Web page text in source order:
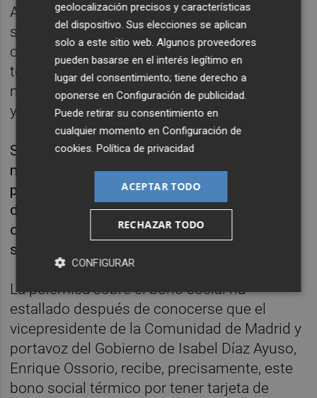
Al margen de éste se encuentra el bono
social térmico, un programa de ayudas
creado en 2018 para compensar los gastos
térmicos ocasionados a los consumidores
más vulnerables por el uso de la calefacción
y el agua caliente o cocina.
Son beneficiarios, sin necesidad de realizar
ningún trámite ni solicitud, quienes ya
percibían el bono social eléctrico a 31 de
diciembre del año anterior o hubiesen
obtenido una resolución favorable a su
solicitud antes de esa fecha.
La polémica sobre el bono social ha
estallado después de conocerse que el
vicepresidente de la Comunidad de Madrid y
portavoz del Gobierno de Isabel Díaz Ayuso,
Enrique Ossorio, recibe, precisamente, este
bono social térmico por tener tarjeta de
geolocalización precisos y características
del dispositivo. Sus elecciones se aplican
solo a este sitio web. Algunos proveedores
pueden basarse en el interés legítimo en
lugar del consentimiento; tiene derecho a
oponerse enConfiguración de publicidad.
Puede retirar su consentimiento en
cualquier momento enConfiguración de
cookies.Política de privacidad
ACEPTAR TODO
RECHAZAR TODO
CONFIGURAR